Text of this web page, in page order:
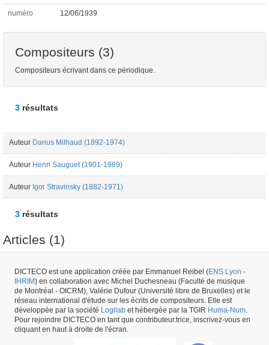
numéro 12/06/1939
Compositeurs (3)
Compositeurs écrivant dans ce périodique.
3 résultats
Auteur Darius Milhaud (1892-1974)
Auteur Henri Sauguet (1901-1989)
Auteur Igor Stravinsky (1882-1971)
3 résultats
Articles (1)
Article Henri Sauguet (1901-1989) - "La Scène : Les Grands Concerts : A
Royaumont, dans la vieille abbaye cistercienne, on a entendu le
Kammerchor de Bâle." - Le Jour -
Numéro de périodique #58891 -créé le 04/06/2022 par Manon Rech
DICTECO est une application créée par Emmanuel Reibel (ENS Lyon -
IHRIM) en collaboration avec Michel Duchesneau (Faculté de musique
de Montréal - OICRM), Valérie Dufour (Université libre de Bruxelles) et le
réseau international d'étude sur les écrits de compositeurs. Elle est
développée par la société Logilab et hébergée par la TGIR Huma-Num
Pour rejoindre DICTECO en tant que contributeur.trice, inscrivez-vous en
cliquant en haut à droite de l'écran.